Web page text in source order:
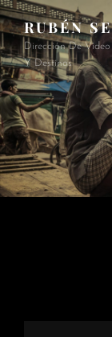
RUBÉN
Dirección De
Y Destinos